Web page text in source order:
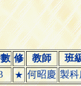
修 教師
班
★ 何昭慶 製科